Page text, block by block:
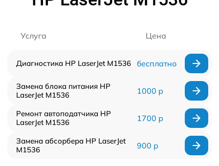
Услуга Цена
Диагностика HP LaserJet M1536 бесплатно
Замена блока питания HP
LaserJet M1536
1000 р
Ремонт автоподатчика HP
LaserJet M1536
1700 р
Замена абсорбера HP LaserJet
M1536
900 р